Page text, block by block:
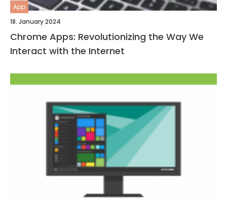
App
18. January 2024
Chrome Apps: Revolutionizing the Way We
Interact with the Internet